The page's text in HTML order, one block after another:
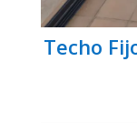
Techo